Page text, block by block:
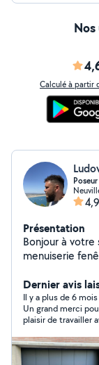
Calculé à partir
Présentation
Bonjour à
menuiserie
Dernier avis
Il y a plus de 6 mois
Un grand merci
plaisir de travailler